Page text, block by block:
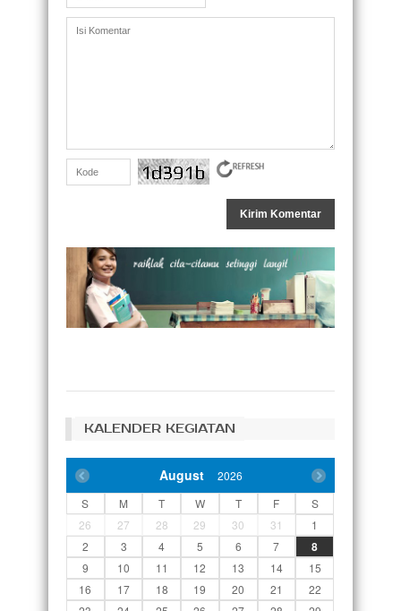
KALENDER KEGIATAN
August
2026
S
M T W T F
S
26
27 28 29 30 31
1
2
3 4 5 6 7 8
9 10 11 12 13 14
15
16
17 18 19 20 21
22